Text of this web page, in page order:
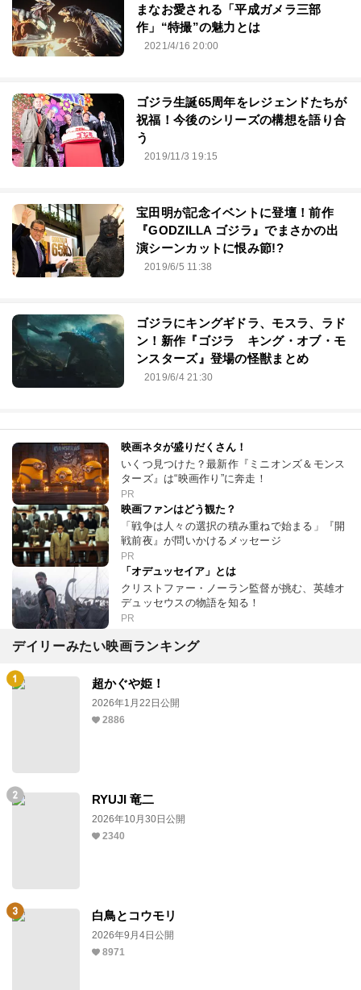
まなお愛される「平成ガメラ三部
作」“特撮”の魅力とは
2021/4/16 20:00
ゴジラ生誕65周年をレジェンドたちが
祝福！今後のシリーズの構想を語り合
う
2019/11/3 19:15
宝田明が記念イベントに登壇！前作
『GODZILLA ゴジラ』でまさかの出
演シーンカットに恨み節!?
2019/6/5 11:38
ゴジラにキングギドラ、モスラ、ラド
ン！新作『ゴジラ キング・オブ・モ
ンスターズ』登場の怪獣まとめ
2019/6/4 21:30
映画ネタが盛りだくさん！
いくつ見つけた？最新作『ミニオンズ＆モンス
ターズ』は“映画作り”に奔走！
PR
映画ファンはどう観た？
「戦争は人々の選択の積み重ねで始まる」『開
戦前夜』が問いかけるメッセージ
PR
「オデュッセイア」とは
クリストファー・ノーラン監督が挑む、英雄オ
デュッセウスの物語を知る！
PR
デイリーみたい映画ランキング
超かぐや姫！
2026年1月22日公開
2886
RYUJI 竜二
2026年10月30日公開
2340
白鳥とコウモリ
2026年9月4日公開
8971